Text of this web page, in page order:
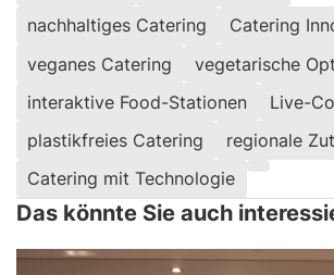
nachhaltiges Catering
Catering
veganes Catering
vegetarische
interaktive Food-Stationen
Live-
plastikfreies Catering
regionale
Catering mit Technologie
Das könnte Sie auch